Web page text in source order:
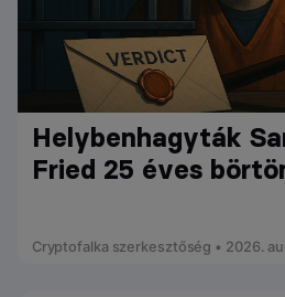
Helybenhagyták
Fried 25 éves
Cryptofalka szerkesztőség • 2026.